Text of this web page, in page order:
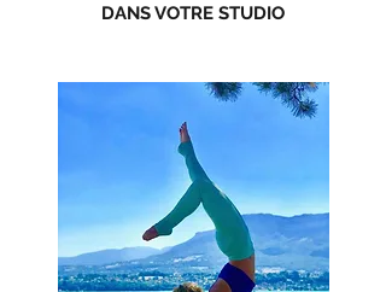
DANS VOTRE STUDIO